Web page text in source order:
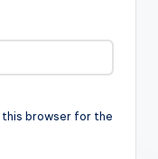
this browser for the